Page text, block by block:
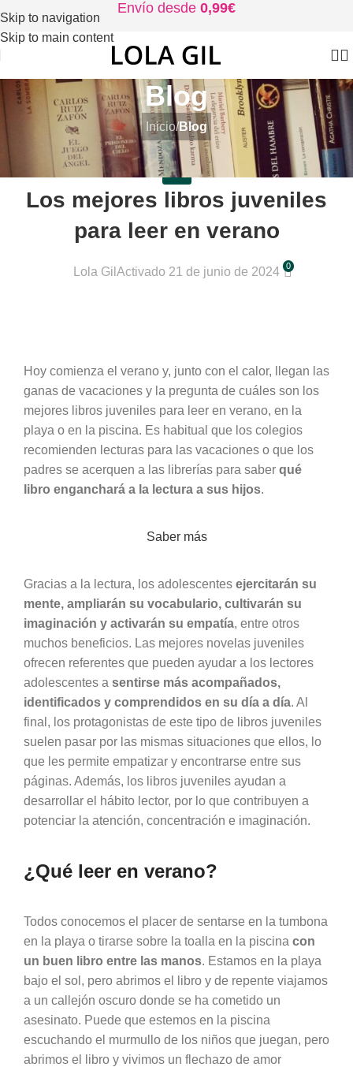
Skip to navigation
Skip to main content
Envío desde 0,99€
Blog
Inicio/Blog
BLOG
Los mejores libros juveniles
para leer en verano
Lola GilActivado 21 de junio de 2024 0
Hoy comienza el verano y, junto con el calor, llegan las
ganas de vacaciones y la pregunta de cuáles son los
mejores libros juveniles para leer en verano, en la
playa o en la piscina. Es habitual que los colegios
recomienden lecturas para las vacaciones o que los
padres se acerquen a las librerías para saber qué
libro enganchará a la lectura a sus hijos.
Saber más
Gracias a la lectura, los adolescentes ejercitarán su
mente, ampliarán su vocabulario, cultivarán su
imaginación y activarán su empatía, entre otros
muchos beneficios. Las mejores novelas juveniles
ofrecen referentes que pueden ayudar a los lectores
adolescentes a sentirse más acompañados,
identificados y comprendidos en su día a día. Al
final, los protagonistas de este tipo de libros juveniles
suelen pasar por las mismas situaciones que ellos, lo
que les permite empatizar y encontrarse entre sus
páginas. Además, los libros juveniles ayudan a
desarrollar el hábito lector, por lo que contribuyen a
potenciar la atención, concentración e imaginación.
¿Qué leer en verano?
Todos conocemos el placer de sentarse en la tumbona
en la playa o tirarse sobre la toalla en la piscina con
un buen libro entre las manos. Estamos en la playa
bajo el sol, pero abrimos el libro y de repente viajamos
a un callejón oscuro donde se ha cometido un
asesinato. Puede que estemos en la piscina
escuchando el murmullo de los niños que juegan, pero
abrimos el libro y vivimos un flechazo de amor